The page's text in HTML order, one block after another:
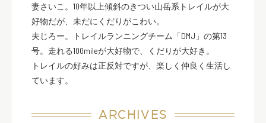
妻さいこ。10年以上傾斜のきつい山岳系トレイルが大
好物だが、未だにくだりがこわい。
夫じろー。トレイルランニングチーム「DMJ」の第13
号。走れる100mileが大好物で、くだりが大好き。
トレイルの好みは正反対ですが、楽しく仲良く生活し
ています。
ARCHIVES